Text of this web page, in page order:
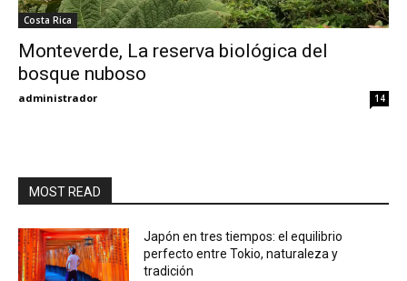
Costa Rica
Monteverde, La reserva biológica del
bosque nuboso
administrador 14
MOST READ
Japón en tres tiempos: el equilibrio
perfecto entre Tokio, naturaleza y
tradición